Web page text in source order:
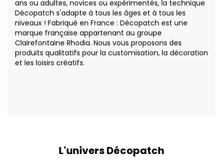
ans ou adultes, novices ou expérimentés, la technique
Décopatch s'adapte à tous les âges et à tous les
niveaux ! Fabriqué en France : Décopatch est une
marque française appartenant au groupe
Clairefontaine Rhodia. Nous vous proposons des
produits qualitatifs pour la customisation, la décoration
et les loisirs créatifs.
L'univers Décopatch